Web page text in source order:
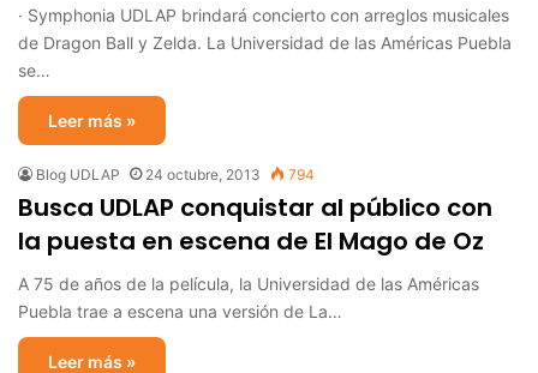
· Symphonia UDLAP brindará concierto con arreglos musicales
de Dragon Ball y Zelda. La Universidad de las Américas Puebla
se…
Leer más »
Blog UDLAP 24 octubre, 2013 794
Busca UDLAP conquistar al público con
la puesta en escena de El Mago de Oz
A 75 de años de la película, la Universidad de las Américas
Puebla trae a escena una versión de La…
Leer más »